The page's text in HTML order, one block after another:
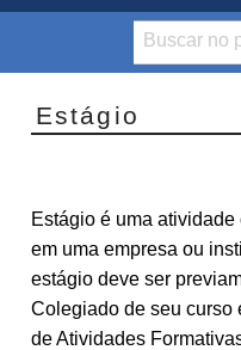
Estágio
Estágio é uma
em uma empresa ou
estágio deve ser
Colegiado de seu curso
de Atividades